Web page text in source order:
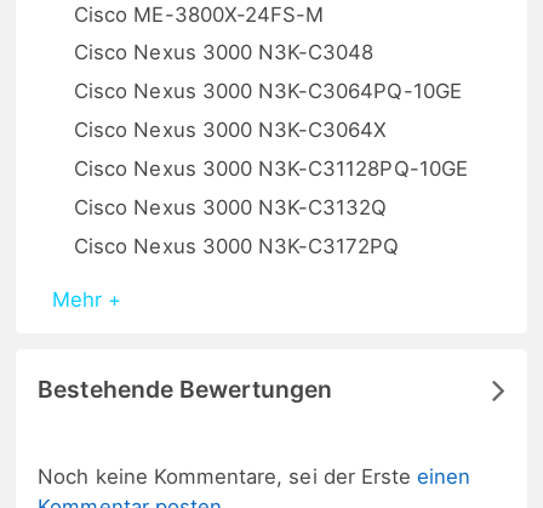
Cisco ME-3800X-24FS-M
Cisco Nexus 3000 N3K-C3048
Cisco Nexus 3000 N3K-C3064PQ-10GE
Cisco Nexus 3000 N3K-C3064X
Cisco Nexus 3000 N3K-C31128PQ-10GE
Cisco Nexus 3000 N3K-C3132Q
Cisco Nexus 3000 N3K-C3172PQ
Mehr +
Bestehende Bewertungen
Noch keine Kommentare, sei der Ersteeinen